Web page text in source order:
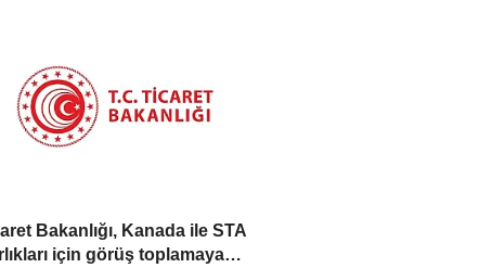
Bakanlığı, Kanada ile STA
için görüş toplamaya